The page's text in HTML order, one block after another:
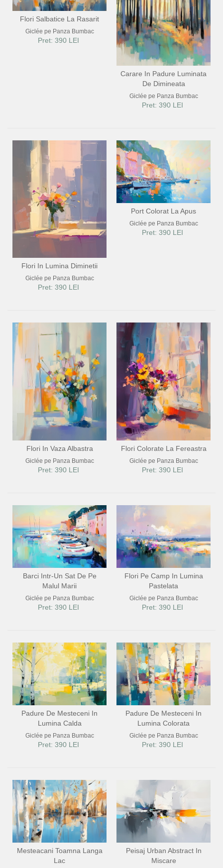
Flori Salbatice La Rasarit
Giclée pe Panza Bumbac
Pret: 390 LEI
Carare In Padure Luminata
De Dimineata
Giclée pe Panza Bumbac
Pret: 390 LEI
Flori In Lumina Diminetii
Giclée pe Panza Bumbac
Pret: 390 LEI
Port Colorat La Apus
Giclée pe Panza Bumbac
Pret: 390 LEI
Flori In Vaza Albastra
Giclée pe Panza Bumbac
Pret: 390 LEI
Flori Colorate La Fereastra
Giclée pe Panza Bumbac
Pret: 390 LEI
Barci Intr-Un Sat De Pe
Malul Marii
Giclée pe Panza Bumbac
Pret: 390 LEI
Flori Pe Camp In Lumina
Pastelata
Giclée pe Panza Bumbac
Pret: 390 LEI
Padure De Mesteceni In
Lumina Calda
Giclée pe Panza Bumbac
Pret: 390 LEI
Padure De Mesteceni In
Lumina Colorata
Giclée pe Panza Bumbac
Pret: 390 LEI
Mesteacani Toamna Langa
Lac
Peisaj Urban Abstract In
Miscare